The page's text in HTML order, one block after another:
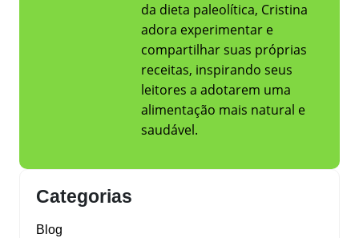
da dieta paleolítica, Cristina
adora experimentar e
compartilhar suas próprias
receitas, inspirando seus
leitores a adotarem uma
alimentação mais natural e
saudável.
Categorias
Blog